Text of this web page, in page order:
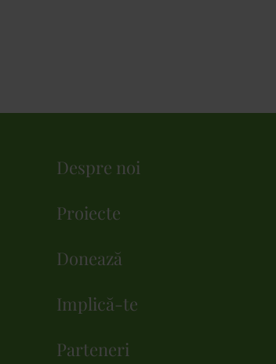
Despre noi
Proiecte
Donează
Implică-te
Parteneri